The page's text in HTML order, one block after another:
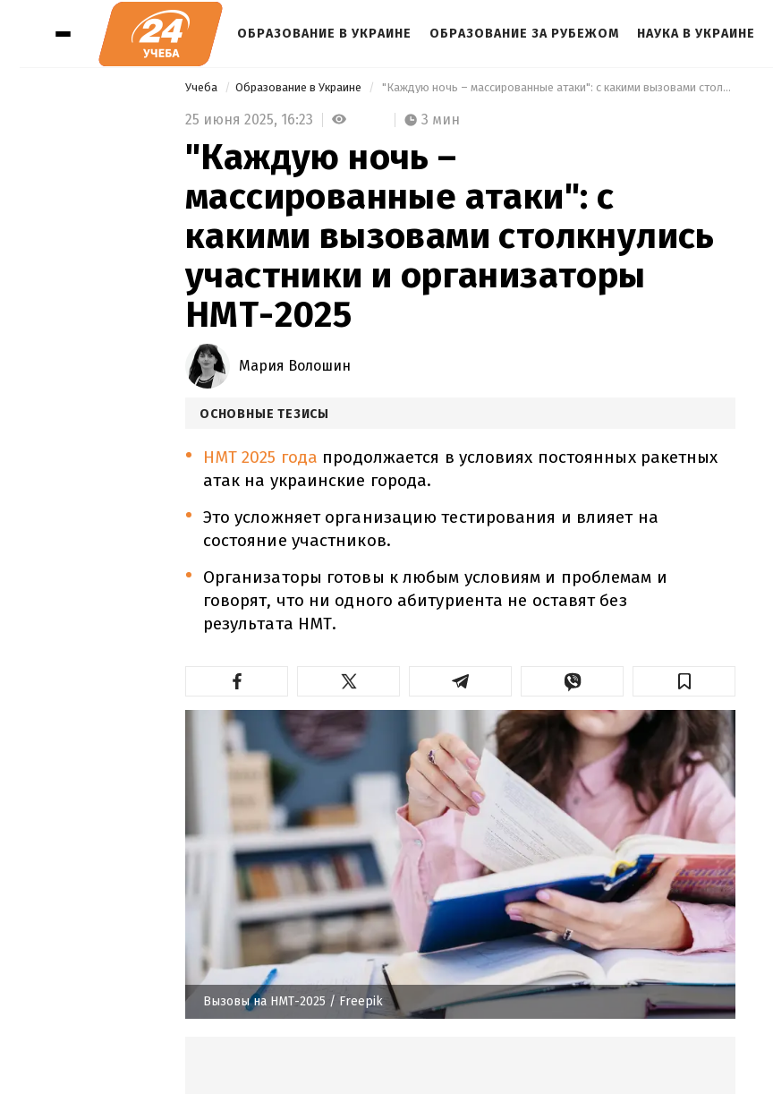
ОБРАЗОВАНИЕ В УКРАИНЕ ОБРАЗОВАНИЕ ЗА РУБЕЖОМ НАУКА В УКРАИНЕ
Учеба Образование в Украине "Каждую ночь – массированные атаки": с какими вызовами столкнулись участники и организаторы НМТ-2025
25 июня 2025, 16:23 3 мин
"Каждую ночь –
массированные атаки": с
какими вызовами столкнулись
участники и организаторы
НМТ-2025
Мария Волошин
ОСНОВНЫЕ ТЕЗИСЫ
НМТ 2025 года продолжается в условиях постоянных ракетных
атак на украинские города.
Это усложняет организацию тестирования и влияет на
состояние участников.
Организаторы готовы к любым условиям и проблемам и
говорят, что ни одного абитуриента не оставят без
результата НМТ.
Вызовы на НМТ-2025 / Freepik